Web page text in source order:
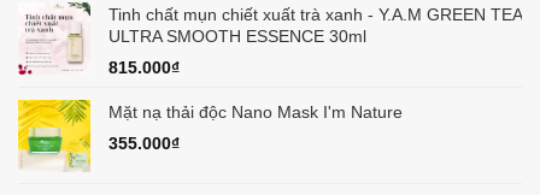
Tinh chất mụn chiết xuất trà xanh - Y.A.M GREEN TEA
ULTRA SMOOTH ESSENCE 30ml
815.000₫
Mặt nạ thải độc Nano Mask I'm Nature
355.000₫